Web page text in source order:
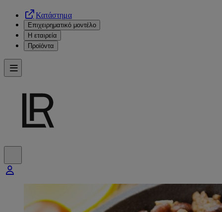
Κατάστημα
Επιχειρηματικό μοντέλο
Η εταιρεία
Προϊόντα